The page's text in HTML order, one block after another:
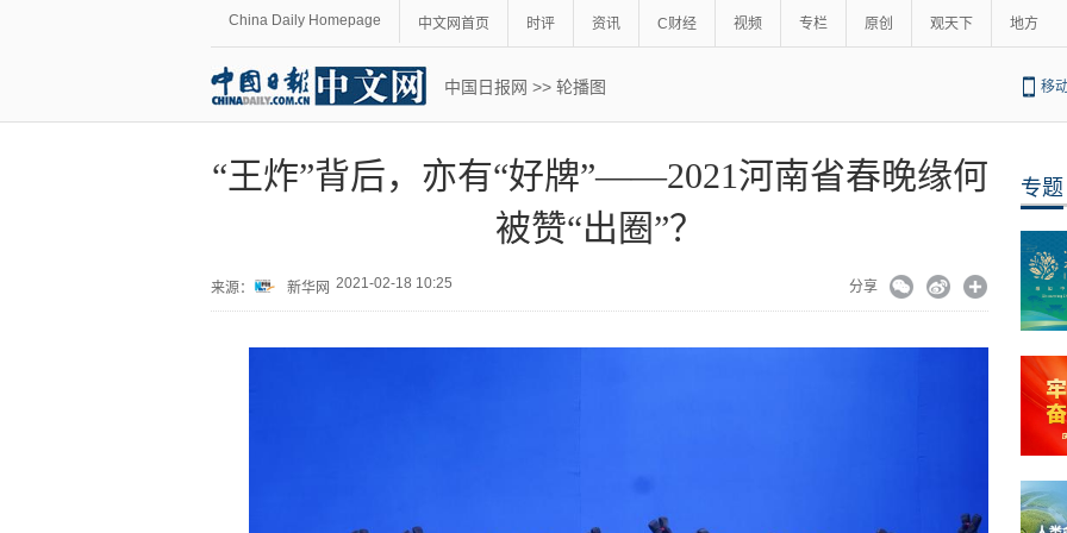
China Daily Homepage 中文网首页 时评 资讯 C财经 视频 专栏 原创 观天下 地方
中国日报网 >> 轮播图 移
“王炸”背后，亦有“好牌”——2021河南省春晚缘何
被赞“出圈”？
来源： 新华网 2021-02-18 10:25 分享
专题